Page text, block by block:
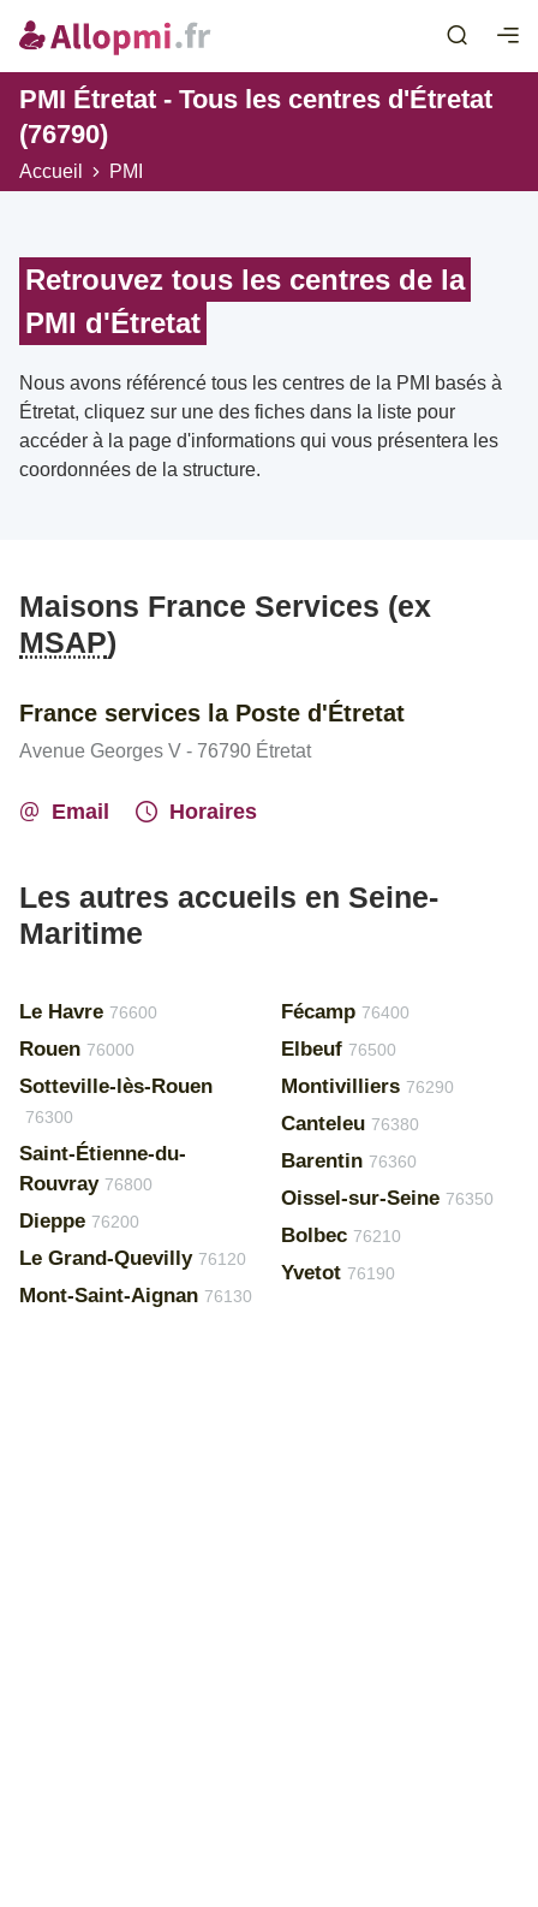
PMI Étretat - Tous les centres d'Étretat
(76790)
Accueil PMI
Retrouvez tous les centres de la
PMI d'Étretat
Nous avons référencé tous les centres de la PMI basés à
Étretat, cliquez sur une des fiches dans la liste pour
accéder à la page d'informations qui vous présentera les
coordonnées de la structure.
Maisons France Services (ex
MSAP)
France services la Poste d'Étretat
Avenue Georges V - 76790 Étretat
Email Horaires
Les autres accueils en Seine-
Maritime
Le Havre 76600
Rouen 76000
Sotteville-lès-Rouen
76300
Saint-Étienne-du-
Rouvray 76800
Dieppe 76200
Le Grand-Quevilly 76120
Mont-Saint-Aignan 76130
Fécamp 76400
Elbeuf 76500
Montivilliers 76290
Canteleu 76380
Barentin 76360
Oissel-sur-Seine 76350
Bolbec 76210
Yvetot 76190